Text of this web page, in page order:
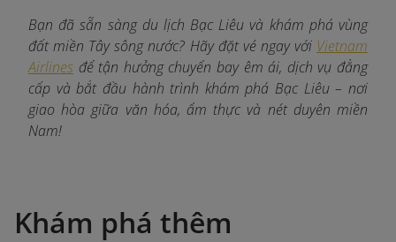
Bạn đã sẵn sàng du lịch Bạc Liêu và khám phá vùng
đất miền Tây sông nước? Hãy đặt vé ngay với Vietnam
Airlines để tận hưởng chuyến bay êm ái, dịch vụ đẳng
cấp và bắt đầu hành trình khám phá Bạc Liêu – nơi
giao hòa giữa văn hóa, ẩm thực và nét duyên miền
Nam!
Khám phá thêm